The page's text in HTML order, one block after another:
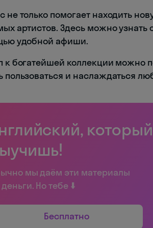
не только помогает находить
артистов. Здесь можно узнать
удобной афиши.
к богатейшей коллекции можно
пользоваться и наслаждаться
мы даём эти материалы
деньги. Но тебе ⬇️
Бесплатно